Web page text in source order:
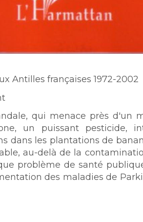
Antilles françaises 1972-2002
qui menace près d'un
un puissant pesticide,
dans les plantations de
au-delà de la
problème de santé
des maladies de